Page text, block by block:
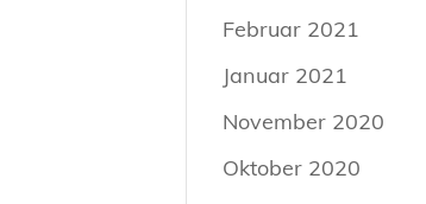
Februar 2021
Januar 2021
November 2020
Oktober 2020